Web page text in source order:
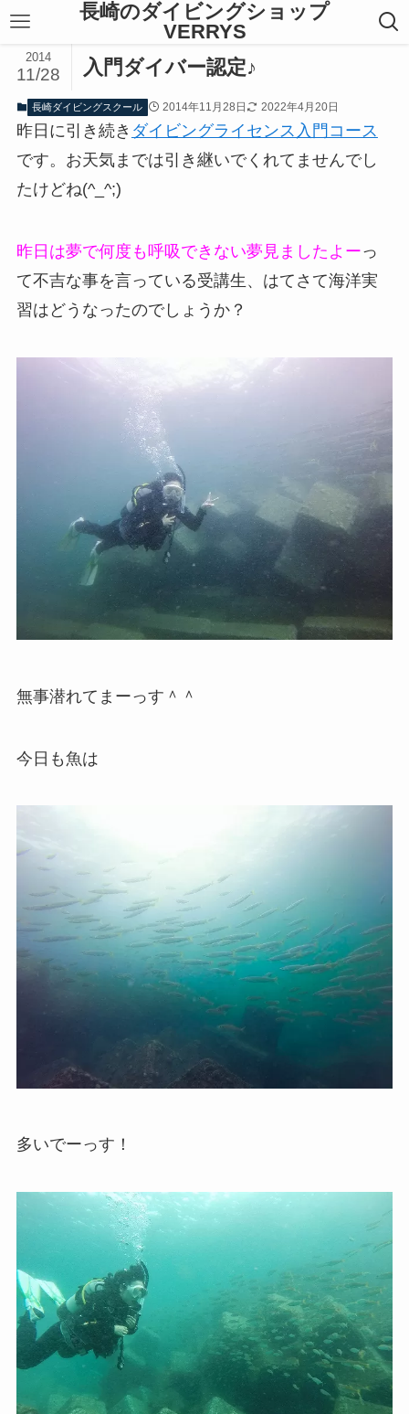
長崎のダイビングショップ
VERRYS
入門ダイバー認定♪
2014
11/28
長崎ダイビングスクール 2014年11月28日 2022年4月20日
昨日に引き続き ダイビングライセンス入門コース
です。お天気までは引き継いでくれてませんでし
たけどね(^_^;)
昨日は夢で何度も呼吸できない夢見ましたよーっ
て不吉な事を言っている受講生、はてさて海洋実
習はどうなったのでしょうか？
無事潜れてまーっす＾＾
今日も魚は
多いでーっす！